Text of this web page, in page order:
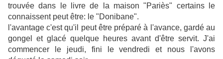
trouvée dans le livre de la maison "Pariès" certains le
connaissent peut être: le "Donibane".
l'avantage c'est qu'il peut être préparé à l'avance, gardé au
gongel et glacé quelque heures avant d'être servit. J'ai
commencer le jeudi, fini le vendredi et nous l'avons